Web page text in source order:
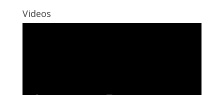
Videos